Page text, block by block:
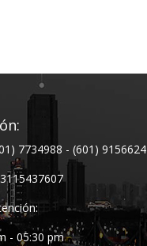
7734988 - (601) 9156624
- 05:30 pm